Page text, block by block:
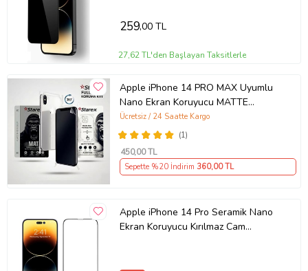
259,00 TL
27,62 TL'den Başlayan Taksitlerle
Apple iPhone 14 PRO MAX Uyumlu
Nano Ekran Koruyucu MATTE
HAYALET - Full Arka Kaplama 360
Koruma STAREX
(1)
Ücretsiz / 24 Saatte Kargo
450,00 TL
Sepette %20 İndirim 360,00 TL
Apple iPhone 14 Pro Seramik Nano
Ekran Koruyucu Kırılmaz Cam